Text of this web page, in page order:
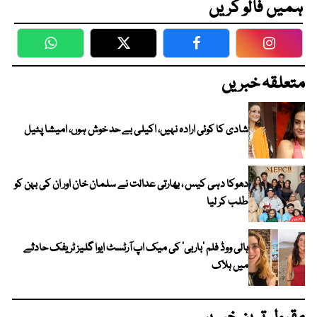
ہمیں فالو کریں
WhatsApp Twitter Facebook
متعلقہ خبریں
شادی کا کوئی ارادہ نہیں، اکیلی بے حد خوش ہوں، امیشا پٹیل
دھوکا دہی کیس ، بھارتی عدالت نے سلمان خان اور ان کی بہن کو
طلب کر لیا
ہالی ووڈ فلم ’باربی‘ کی میک اپ آرٹسٹ ایوا گلیز ٹریفک حادثے
میں ہلاک